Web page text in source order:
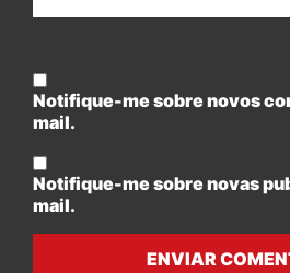
Notifique-me sobre novos
mail.
Notifique-me sobre novas
mail.
ENVIAR